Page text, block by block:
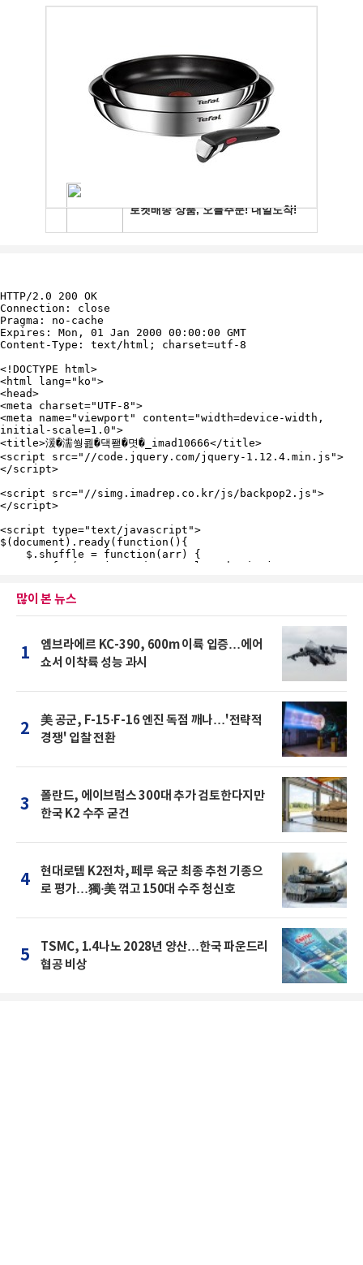
많이 본 뉴스
1
엠브라에르 KC-390, 600m 이륙 입증…에어
쇼서 이착륙 성능 과시
2
美 공군, F-15·F-16 엔진 독점 깨나…'전략적
경쟁' 입찰 전환
3
폴란드, 에이브럼스 300대 추가 검토한다지만
한국 K2 수주 굳건
4
현대로템 K2전차, 페루 육군 최종 추천 기종으
로 평가…獨·美 꺾고 150대 수주 청신호
5
TSMC, 1.4나노 2028년 양산…한국 파운드리
협공 비상